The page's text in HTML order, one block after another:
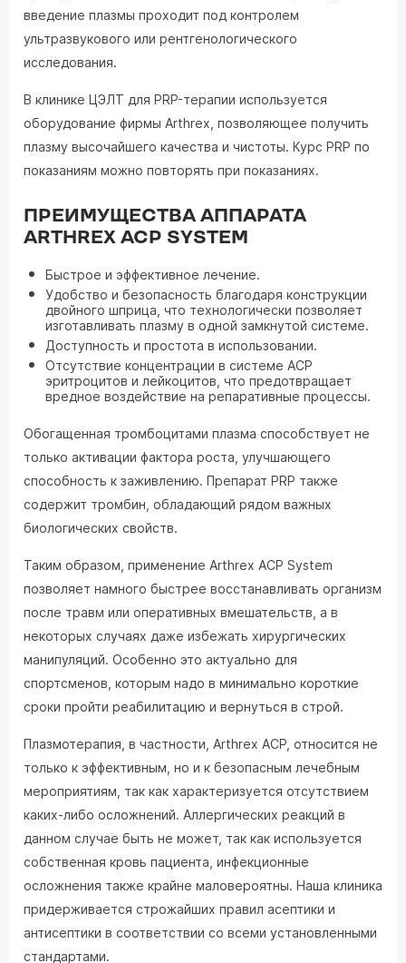
введение плазмы проходит под контролем
ультразвукового или рентгенологического
исследования.
В клинике ЦЭЛТ для PRP-терапии используется
оборудование фирмы Arthrex, позволяющее получить
плазму высочайшего качества и чистоты. Курс PRP по
показаниям можно повторять при показаниях.
ПРЕИМУЩЕСТВА АППАРАТА
ARTHREX ACP SYSTEM
Быстрое и эффективное лечение.
Удобство и безопасность благодаря конструкции
двойного шприца, что технологически позволяет
изготавливать плазму в одной замкнутой системе.
Доступность и простота в использовании.
Отсутствие концентрации в системе АСР
эритроцитов и лейкоцитов, что предотвращает
вредное воздействие на репаративные процессы.
Обогащенная тромбоцитами плазма способствует не
только активации фактора роста, улучшающего
способность к заживлению. Препарат PRP также
содержит тромбин, обладающий рядом важных
биологических свойств.
Таким образом, применение Arthrex ACP System
позволяет намного быстрее восстанавливать организм
после травм или оперативных вмешательств, а в
некоторых случаях даже избежать хирургических
манипуляций. Особенно это актуально для
спортсменов, которым надо в минимально короткие
сроки пройти реабилитацию и вернуться в строй.
Плазмотерапия, в частности, Arthrex ACP, относится не
только к эффективным, но и к безопасным лечебным
мероприятиям, так как характеризуется отсутствием
каких-либо осложнений. Аллергических реакций в
данном случае быть не может, так как используется
собственная кровь пациента, инфекционные
осложнения также крайне маловероятны. Наша клиника
придерживается строжайших правил асептики и
антисептики в соответствии со всеми установленными
стандартами.